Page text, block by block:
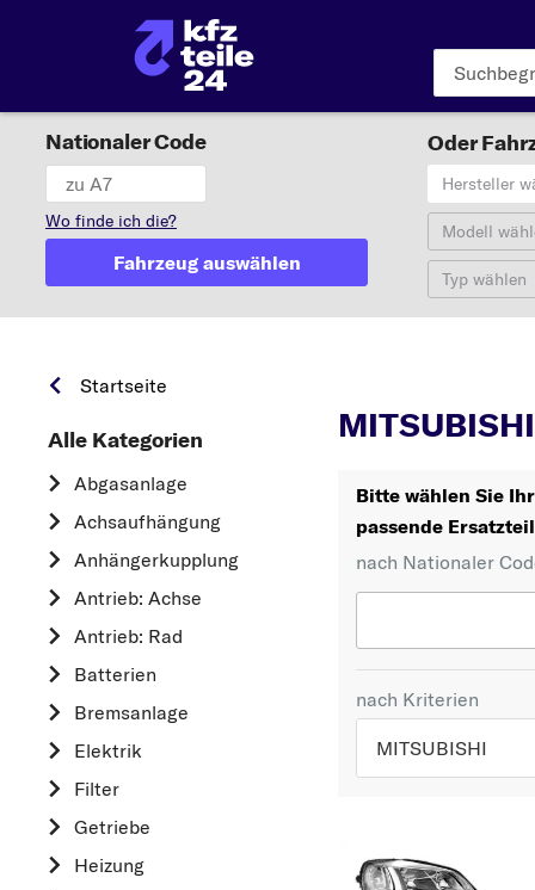
Nationaler Code
Wo finde ich die?
Fahrzeug auswählen
Oder
Hersteller
Modell
Typ wählen
Startseite
Alle Kategorien
Abgasanlage
Achsaufhängung
Anhängerkupplung
Antrieb: Achse
Antrieb: Rad
Batterien
Bremsanlage
Elektrik
Filter
Getriebe
Heizung
Bitte wählen Sie
passende
nach Nationaler
nach Kriterien
MITSUBISHI
OPEL